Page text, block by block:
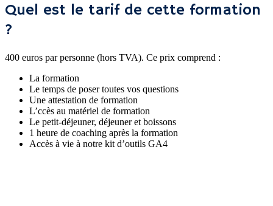
Quel est le tarif de cette formation
?
400 euros par personne (hors TVA). Ce prix comprend :
La formation
Le temps de poser toutes vos questions
Une attestation de formation
L’ccès au matériel de formation
Le petit-déjeuner, déjeuner et boissons
1 heure de coaching après la formation
Accès à vie à notre kit d’outils GA4